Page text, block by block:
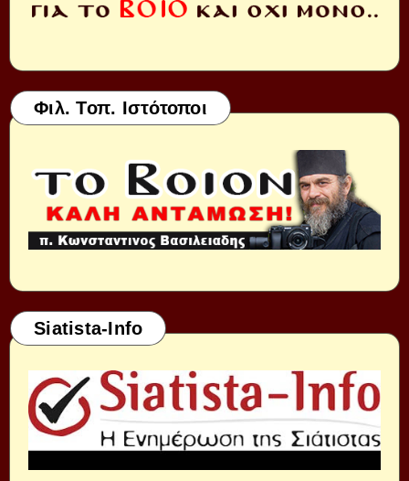
Φιλ. Τοπ. Ιστότοποι
Siatista-Info